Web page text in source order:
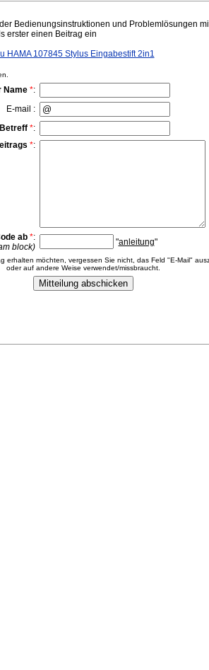
Bedienungsinstruktionen und Problemlösungen
erster einen Beitrag ein
HAMA 107845 Stylus Eingabestift 2in1
Name *:
E-mail :
Betreff *:
*:
ab *:
block)
"anleitung"
erhalten möchten, vergessen Sie nicht, das Feld "E-Mail"
oder auf andere Weise verwendet/missbraucht.